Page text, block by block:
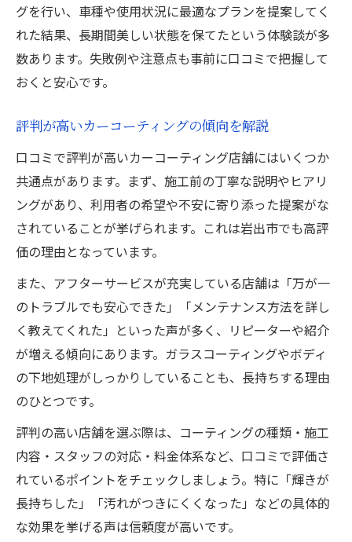
グを行い、車種や使用状況に最適なプランを提案してく
れた結果、長期間美しい状態を保てたという体験談が多
数あります。失敗例や注意点も事前に口コミで把握して
おくと安心です。
評判が高いカーコーティングの傾向を解説
口コミで評判が高いカーコーティング店舗にはいくつか
共通点があります。まず、施工前の丁寧な説明やヒアリ
ングがあり、利用者の希望や不安に寄り添った提案がな
されていることが挙げられます。これは岩出市でも高評
価の理由となっています。
また、アフターサービスが充実している店舗は「万が一
のトラブルでも安心できた」「メンテナンス方法を詳し
く教えてくれた」といった声が多く、リピーターや紹介
が増える傾向にあります。ガラスコーティングやボディ
の下地処理がしっかりしていることも、長持ちする理由
のひとつです。
評判の高い店舗を選ぶ際は、コーティングの種類・施工
内容・スタッフの対応・料金体系など、口コミで評価さ
れているポイントをチェックしましょう。特に「輝きが
長持ちした」「汚れがつきにくくなった」などの具体的
な効果を挙げる声は信頼度が高いです。